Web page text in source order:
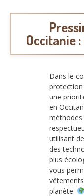
Occitanie
Dans le
protection
une
en
méthodes
utilisant
des
plus
vous
planète.